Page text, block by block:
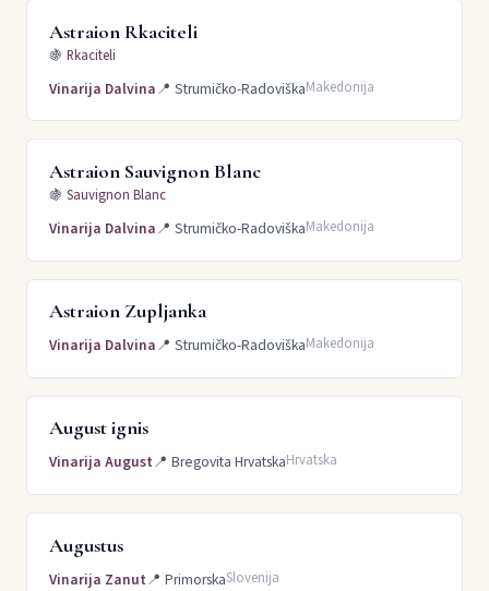
Astraion Rkaciteli
🍇 Rkaciteli
Vinarija Dalvina📍 Strumičko-RadoviškaMakedonija
Astraion Sauvignon Blanc
🍇 Sauvignon Blanc
Vinarija Dalvina📍 Strumičko-RadoviškaMakedonija
Astraion Zupljanka
Vinarija Dalvina📍 Strumičko-RadoviškaMakedonija
August ignis
Vinarija August📍 Bregovita HrvatskaHrvatska
Augustus
Vinarija Zanut📍 PrimorskaSlovenija